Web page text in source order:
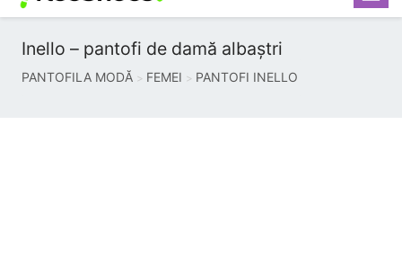
Inello – pantofi de damă albaștri
PANTOFILA MODĂ FEMEI PANTOFI INELLO